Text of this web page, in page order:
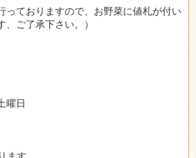
っておりますので、お野菜に値札が付い
ご了承下さい。）
曜日